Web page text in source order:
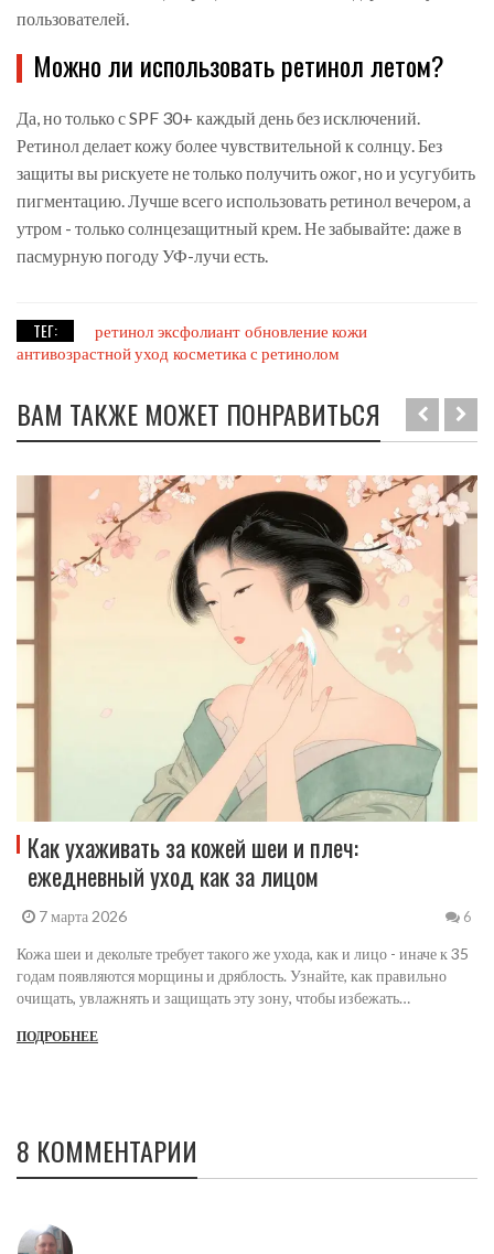
пользователей.
Можно ли использовать ретинол летом?
Да, но только с SPF 30+ каждый день без исключений.
Ретинол делает кожу более чувствительной к солнцу. Без
защиты вы рискуете не только получить ожог, но и усугубить
пигментацию. Лучше всего использовать ретинол вечером, а
утром - только солнцезащитный крем. Не забывайте: даже в
пасмурную погоду УФ-лучи есть.
ТЕГ: ретинол эксфолиант обновление кожи
антивозрастной уход косметика с ретинолом
ВАМ ТАКЖЕ МОЖЕТ ПОНРАВИТЬСЯ
Как ухаживать за кожей шеи и плеч:
ежедневный уход как за лицом
7 марта 2026 6
Кожа шеи и декольте требует такого же ухода, как и лицо - иначе к 35
годам появляются морщины и дряблость. Узнайте, как правильно
очищать, увлажнять и защищать эту зону, чтобы избежать
ПОДРОБНЕЕ
8 КОММЕНТАРИИ